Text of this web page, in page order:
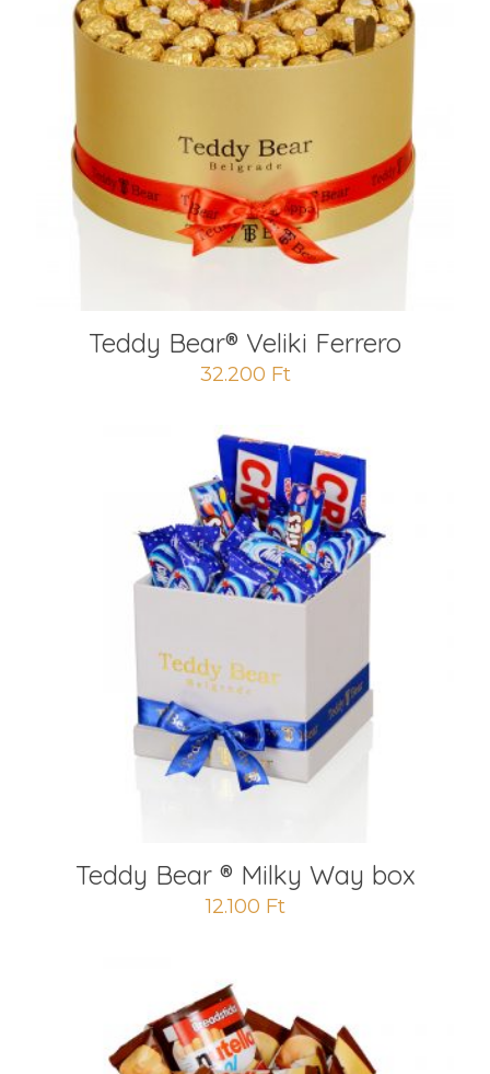
Teddy Bear® Veliki Ferrero
32.200 Ft
Teddy Bear ® Milky Way box
12.100 Ft